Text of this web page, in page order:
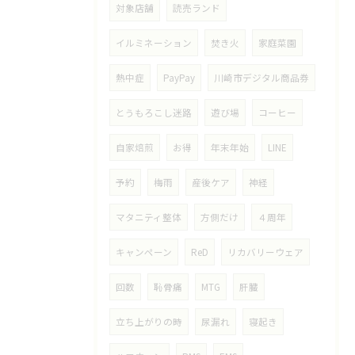
対象店舗 読売ランド
イルミネーション 焚き火 家庭菜園
熱中症 PayPay 川崎市デジタル商品券
とうもろこし迷路 遊び場 コーヒー
自家焙煎 お得 年末年始 LINE
予約 梅雨 産後ケア 神経
マタニティ整体 方側だけ ４周年
キャンペーン ReD リカバリーウェア
回数 恥骨痛 MTG 肝臓
立ち上がりの時 尿漏れ 寝起き